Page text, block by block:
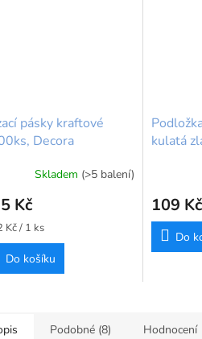
pásky kraftové
Decora
Skladem (>5 balení)
Kč
Kč / 1 ks
Do košíku
kulatá
109 Kč
Do
Podobné (8) Hodnocení